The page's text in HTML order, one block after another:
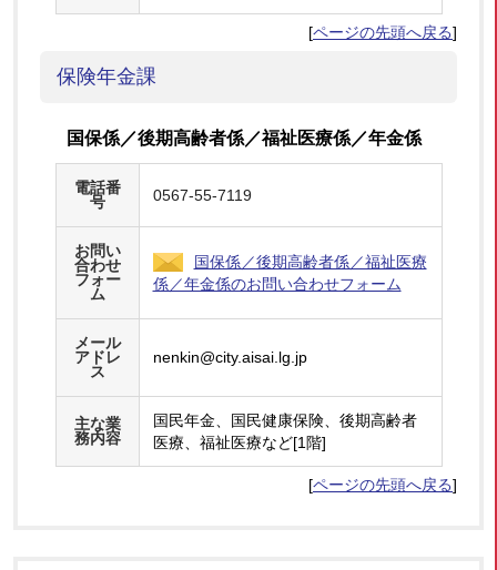
[ページの先頭へ戻る]
保険年金課
国保係／後期高齢者係／福祉医療係／年金係
電話番
号
0567-55-7119
お問い
合わせ
フォー
ム
国保係／後期高齢者係／福祉医療
係／年金係のお問い合わせフォーム
メール
アドレ
ス
nenkin@city.aisai.lg.jp
主な業
務内容
国民年金、国民健康保険、後期高齢者
医療、福祉医療など[1階]
[ページの先頭へ戻る]